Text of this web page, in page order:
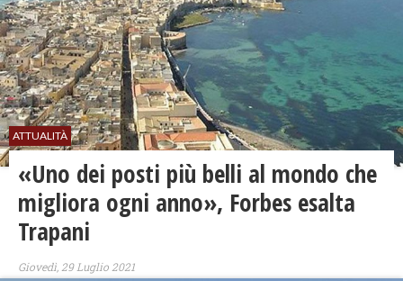
ATTUALITÀ
«Uno dei posti più belli al mondo che
migliora ogni anno», Forbes esalta
Trapani
Giovedì, 29 Luglio 2021